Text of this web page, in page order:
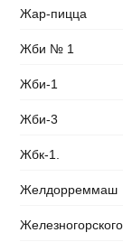
Жар-пицца
Жби № 1
Жби-1
Жби-3
Жбк-1.
Желдорреммаш